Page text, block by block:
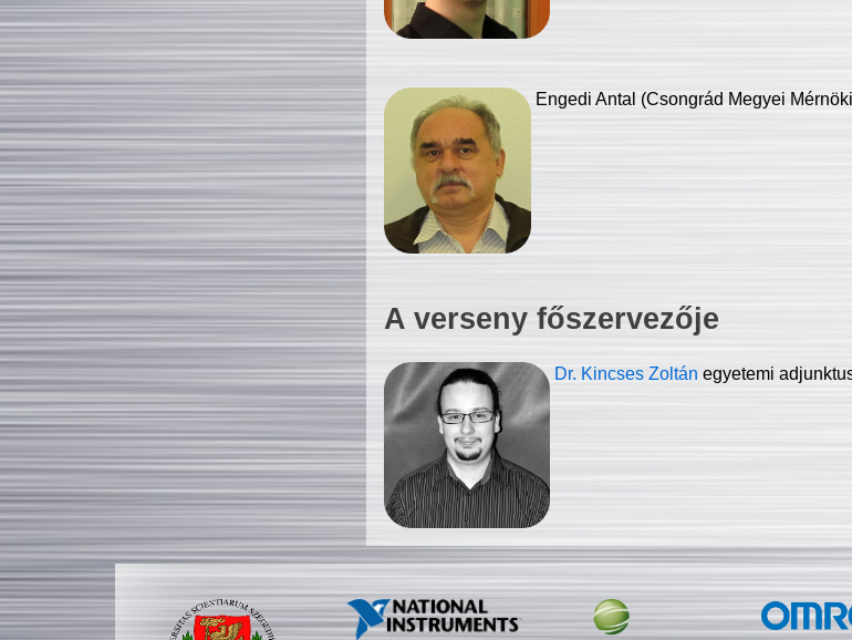
Engedi Antal (Csongrád Megyei
A verseny főszervezője
Dr. Kincses Zoltán egyetemi